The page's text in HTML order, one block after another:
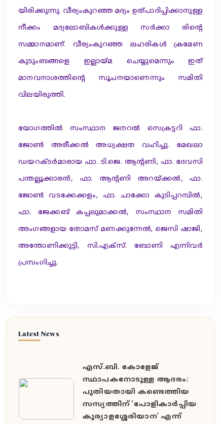
യിരിക്കുന്നു. വീര്യംകുറഞ്ഞ മദ്യം ഉത്പാദിപ്പിക്കാനുള്ള
നീക്കം മദ്യലോബികള്‍ക്കുള്ള സര്‍ക്കാ രിന്റെ
സമ്മാനമാണ്. വീര്യംകുറഞ്ഞ ലഹരികള്‍ ക്രമേണ
കുടുംബങ്ങളെ ഇല്ലായ്മ ചെയ്യുമെന്നും ഇത്
മാനവനാശത്തിന്റെ സൂചനയാണെന്നും സമിതി
വിലയിരുത്തി.
യോഗത്തില്‍ സംസ്ഥാന ജനറല്‍ സെക്രട്ടറി ഫാ.
ജോണ്‍ അരീക്കല്‍ അധ്യക്ഷത വഹിച്ചു. മേഖലാ
ഡയറക്ടര്‍മാരായ ഫാ. ടി.ജെ. ആന്റണി, ഫാ. ദേവസി
പന്തല്ലൂക്കാരന്‍, ഫാ. ആന്റണി അറയ്ക്കല്‍, ഫാ.
ജോണ്‍ വടക്കേക്കളം, ഫാ. ചാക്കോ കുടിപ്പറമ്പില്‍,
ഫാ. ജേക്കബ് കപ്പലുമാക്കല്‍, സംസ്ഥാന സമിതി
അംഗങ്ങളായ തോമസ് മണക്കുന്നേല്‍, ജെസി ഷാജി,
അന്തോണിക്കുട്ടി, സി.എക്സ്. ബോണി എന്നിവര്‍
പ്രസംഗിച്ചു.
Latest News
എസ്.ബി. കോളേജ്
സ്ഥാപകനോടുള്ള ആദരം:
പുതിയതായി കണ്ടെത്തിയ
സസ്യത്തിന് 'പോളികാർപ്പിയ
കുര്യാളശ്ശേരിയാന' എന്ന്